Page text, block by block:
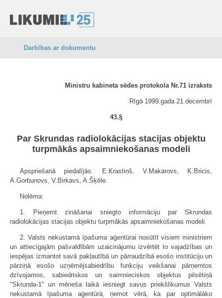
Darbības ar dokumentu
Ministru kabineta sēdes protokola Nr.71 izraksts
Rīgā 1999.gada 21.decembrī
43.§
Par Skrundas radiolokācijas stacijas objektu
turpmākās apsaimniekošanas modeli
Apspriešanā piedalījās: E.Krastiņš, V.Makarovs, K.Bricis,
A.Gorbunovs, V.Birkavs, A.Šķēle.
Nolēma:
1. Pieņemt zināšanai sniegto informāciju par Skrundas
radiolokācijas stacijas objektu turpmākās apsaimniekošanas modeli.
2. Valsts nekustamā īpašuma aģentūrai nosūtīt visiem ministriem
un attiecīgajām pašvaldībām uzaicinājumu izvērtēt to vajadzības un
iespējas izmantot savā pakļautībā un pārraudzībā esošo institūciju un
pārziņā esošo uzņēmējsabiedrību funkciju veikšanai pārņemtos
dzīvojamos, sabiedriskos un saimnieciskos objektus pilsētiņā
"Skrunda-1" un mēneša laikā iesniegt savus priekšlikumus Valsts
nekustamā īpašuma aģentūrā, ņemot vērā, ka par optimālāko